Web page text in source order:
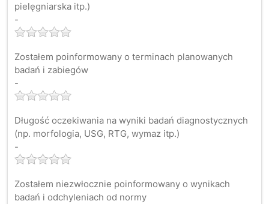
pielęgniarska itp.)
-
Zostałem poinformowany o terminach planowanych
badań i zabiegów
-
Długość oczekiwania na wyniki badań diagnostycznych
(np. morfologia, USG, RTG, wymaz itp.)
-
Zostałem niezwłocznie poinformowany o wynikach
badań i odchyleniach od normy